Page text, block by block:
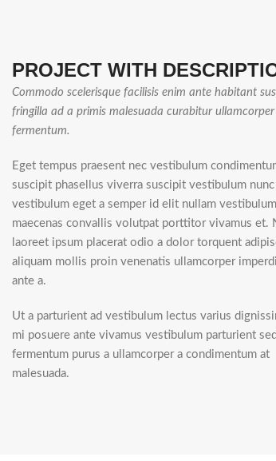
PROJECT WITH
Commodo scelerisque facilisis enim ante habitant
fringilla ad a primis malesuada curabitur ullamcorper
fermentum.
Eget tempus praesent nec vestibulum
suscipit phasellus viverra suscipit vestibulum
vestibulum eget a semper id elit nullam vestibulum
maecenas convallis volutpat porttitor vivamus et.
laoreet ipsum placerat odio a dolor torquent
aliquam mollis proin venenatis ullamcorper
ante a.
Ut a parturient ad vestibulum lectus varius
mi posuere ante vivamus vestibulum parturient
fermentum purus a ullamcorper a condimentum at
malesuada.